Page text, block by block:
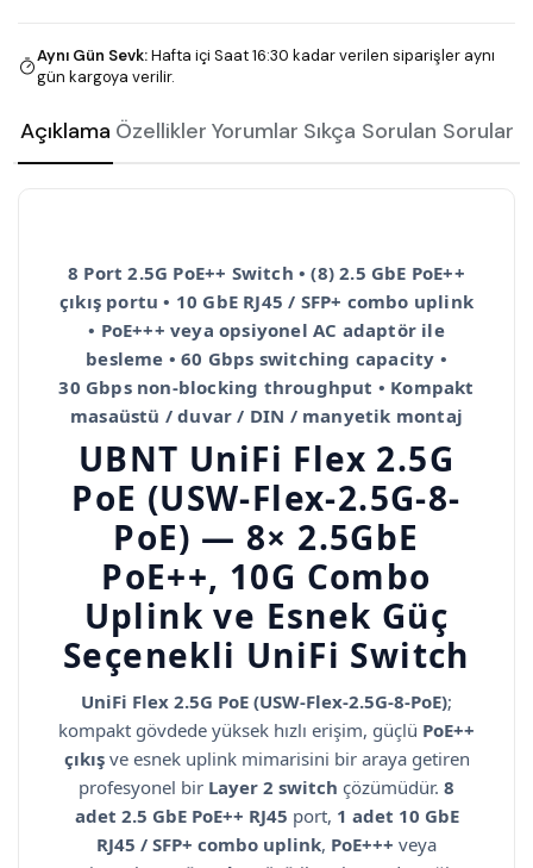
Aynı Gün Sevk:Hafta içi Saat 16:30 kadar verilen siparişler aynı
gün kargoya verilir.
Açıklama Özellikler Yorumlar Sıkça Sorulan Sorular
8 Port 2.5G PoE++ Switch • (8) 2.5 GbE PoE++
çıkış portu • 10 GbE RJ45 / SFP+ combo uplink
• PoE+++ veya opsiyonel AC adaptör ile
besleme • 60 Gbps switching capacity •
30 Gbps non-blocking throughput • Kompakt
masaüstü / duvar / DIN / manyetik montaj
UBNT UniFi Flex 2.5G
PoE (USW-Flex-2.5G-8-
PoE) — 8× 2.5GbE
PoE++, 10G Combo
Uplink ve Esnek Güç
Seçenekli UniFi Switch
UniFi Flex 2.5G PoE (USW-Flex-2.5G-8-PoE);
kompakt gövdede yüksek hızlı erişim, güçlü PoE++
çıkışve esnek uplink mimarisini bir araya getiren
profesyonel bir Layer 2 switch çözümüdür. 8
adet 2.5 GbE PoE++ RJ45 port, 1 adet 10 GbE
RJ45 / SFP+ combo uplink, PoE+++ veya